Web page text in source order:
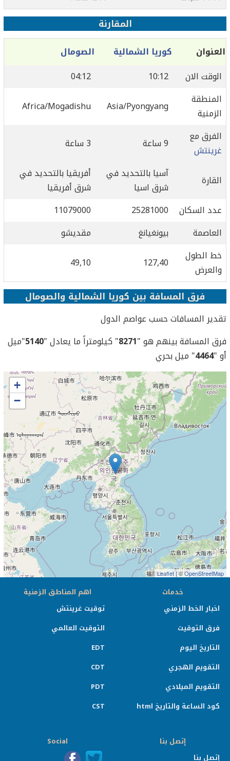
المقارنة
العنوان كوريا الشمالية
الصومال
الوقت الان
10:12
04:12
المنطقة
الزمنية
Asia/Pyongyang
Africa/Mogadishu
الفرق مع
غرينتش
9 ساعة 3 ساعة
القارة
آسيا بالتحديد في
شرق اسيا
أفريقيا بالتحديد في
شرق أفريقيا
عدد السكان
25281000
11079000
العاصمة
بيونغيانغ
مقديشو
خط الطول
والعرض
127,40
49,10
فرق المسافة بين كوريا الشمالية والصومال
تقدير المسافات حسب عواصم الدول
فرق المسافة بينهم هو "8271" كيلومتراً ما يعادل "5140"ميل
أو "4464" ميل بحري
+
−
Leaflet| ©OpenStreetMap
خدمات
اخبار الخط الزمني
فرق التوقيت
التاريخ اليوم
التقويم الهجري
التقويم الميلادي
كود الساعة والتاريخ html
اهم المناطق الزمنية
توقيت غرينتش
التوقيت العالمي
EDT
CDT
PDT
CST
إتصل بنا
إتصل بنا
Social